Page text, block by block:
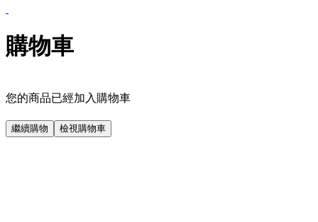
購物車
您的商品已經加入購物車
繼續購物 檢視購物車